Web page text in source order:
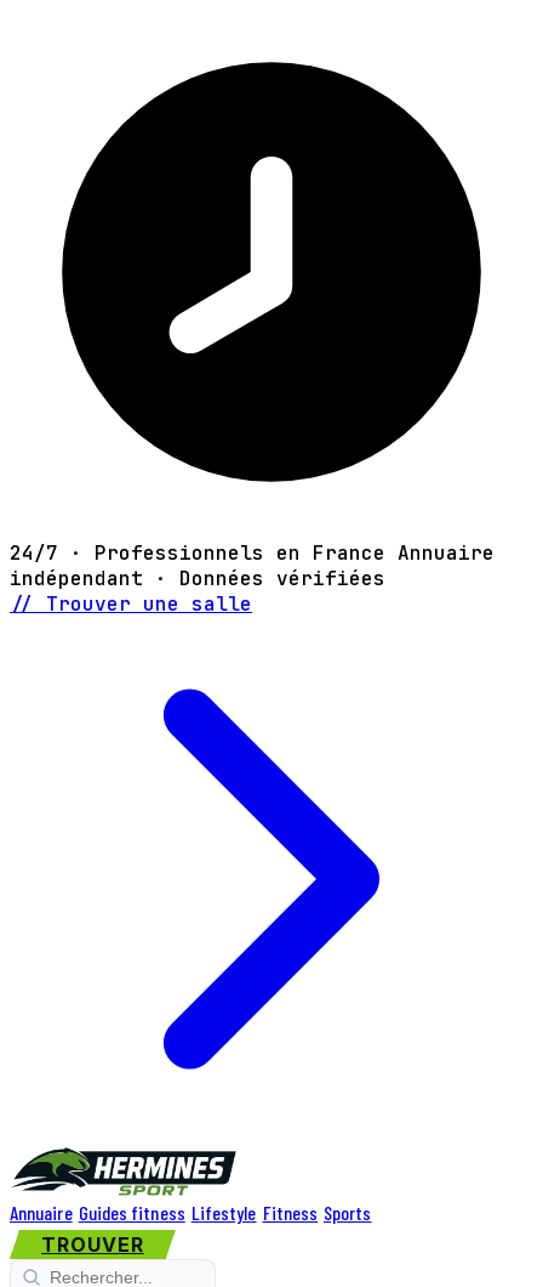
24/7 · Professionnels en France Annuaire
indépendant · Données vérifiées
// Trouver une salle
Annuaire Guides fitness Lifestyle Fitness Sports
TROUVER